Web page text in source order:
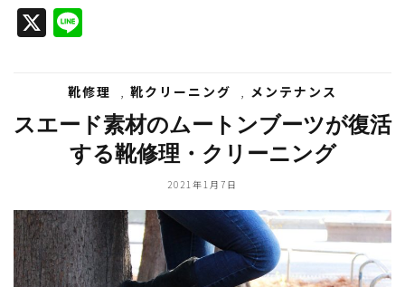
X
靴修理 靴クリーニング メンテナンス
スエード素材のムートンブーツが復活
する靴修理・クリーニング
2021年1月7日